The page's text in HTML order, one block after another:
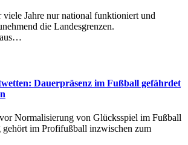
viele Jahre nur national funktioniert und
die Landesgrenzen.
Dauerpräsenz im Fußball gefährdet
Normalisierung von Glücksspiel im Fußball
im Profifußball inzwischen zum